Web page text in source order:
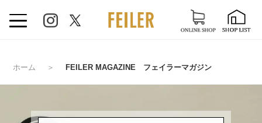
ホーム ＞ FEILER MAGAZINE フェイラーマガジン